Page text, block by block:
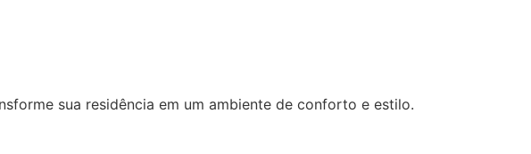
sua residência em um ambiente de conforto e estilo.